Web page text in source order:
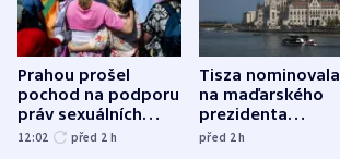
Prahou prošel
pochod na podporu
práv sexuálních
menšin
12:02 před 2 h
Tisza nominovala
na maďarského
prezidenta
bývalého šéfa
před 2h